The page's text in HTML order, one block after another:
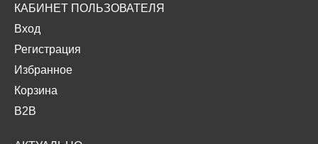
КАБИНЕТ ПОЛЬЗОВАТЕЛЯ
Вход
Регистрация
Избранное
Корзина
B2B